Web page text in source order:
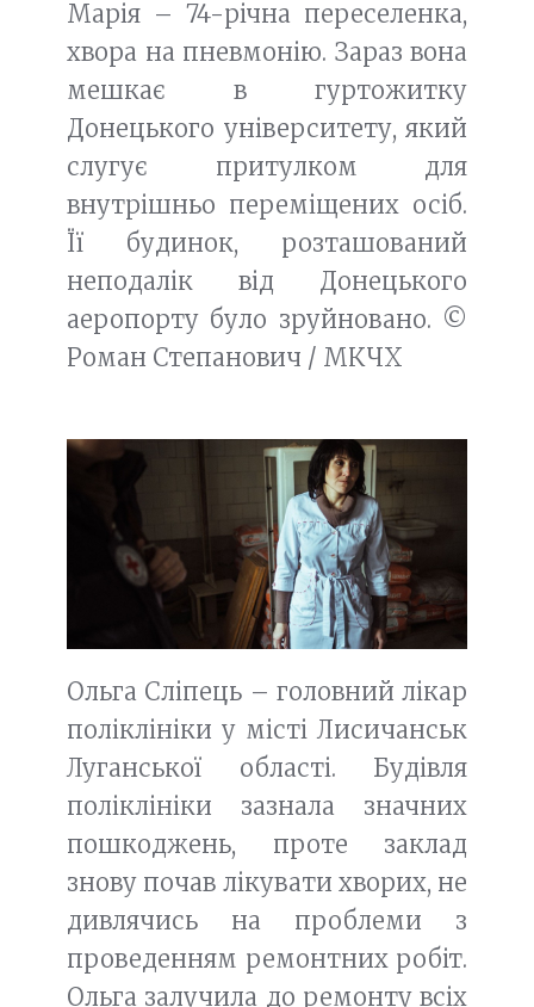
Марія – 74-річна переселенка,
хвора на пневмонію. Зараз вона
мешкає в гуртожитку
Донецького університету, який
слугує притулком для
внутрішньо переміщених осіб.
Її будинок, розташований
неподалік від Донецького
аеропорту було зруйновано. ©
Роман Степанович / МКЧХ
Ольга Сліпець – головний лікар
поліклініки у місті Лисичанськ
Луганської області. Будівля
поліклініки зазнала значних
пошкоджень, проте заклад
знову почав лікувати хворих, не
дивлячись на проблеми з
проведенням ремонтних робіт.
Ольга залучила до ремонту всіх